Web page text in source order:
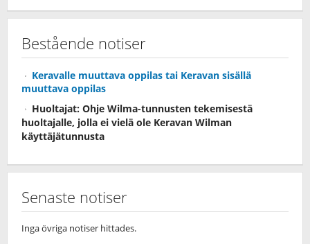
Bestående notiser
Keravalle muuttava oppilas tai Keravan sisällä
muuttava oppilas
Huoltajat: Ohje Wilma-tunnusten tekemisestä
huoltajalle, jolla ei vielä ole Keravan Wilman
käyttäjätunnusta
Senaste notiser
Inga övriga notiser hittades.